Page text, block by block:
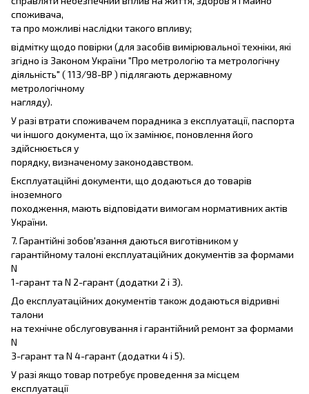
споживача,
та про можливі наслідки такого впливу;
відмітку щодо повірки (для засобів вимірювальної техніки, які
згідно із Законом України "Про метрологію та метрологічну
діяльність" ( 113/98-ВР ) підлягають державному
метрологічному
нагляду).
У разі втрати споживачем порадника з експлуатації, паспорта
чи іншого документа, що їх замінює, поновлення його
здійснюється у
порядку, визначеному законодавством.
Експлуатаційні документи, що додаються до товарів
іноземного
походження, мають відповідати вимогам нормативних актів
України.
7. Гарантійні зобов'язання даються виготівником у
гарантійному талоні експлуатаційних документів за формами
N
1-гарант та N 2-гарант (додатки 2 і 3).
До експлуатаційних документів також додаються відривні
талони
на технічне обслуговування і гарантійний ремонт за формами
N
3-гарант та N 4-гарант (додатки 4 і 5).
У разі якщо товар потребує проведення за місцем
експлуатації